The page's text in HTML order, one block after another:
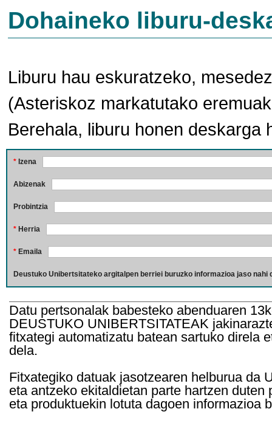
Dohaineko liburu-
Liburu hau eskuratzeko,
(Asteriskoz markatutako
Berehala, liburu honen deskarga
* Izena
Abizenak
Probintzia
* Herria
* Emaila
Deustuko Unibertsitateko argitalpen berriei buruzko informazioa jaso nahi
Datu pertsonalak babesteko abenduaren
DEUSTUKO UNIBERTSITATEAK
fitxategi automatizatu batean sartuko direla
dela.
Fitxategiko datuak jasotzearen helburua da
eta antzeko ekitaldietan parte hartzen
eta produktuekin lotuta dagoen informazioa